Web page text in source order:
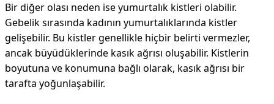
Bir diğer olası neden ise yumurtalık kistleri olabilir.
Gebelik sırasında kadının yumurtalıklarında kistler
gelişebilir. Bu kistler genellikle hiçbir belirti vermezler,
ancak büyüdüklerinde kasık ağrısı oluşabilir. Kistlerin
boyutuna ve konumuna bağlı olarak, kasık ağrısı bir
tarafta yoğunlaşabilir.